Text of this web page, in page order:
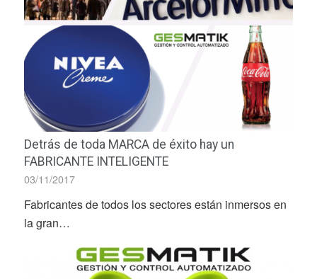
Detrás de toda MARCA de éxito hay un
FABRICANTE INTELIGENTE
03/11/2017
Fabricantes de todos los sectores están inmersos en
la gran…